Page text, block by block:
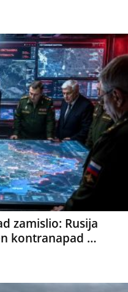
zamislio: Rusija
kontranapad …